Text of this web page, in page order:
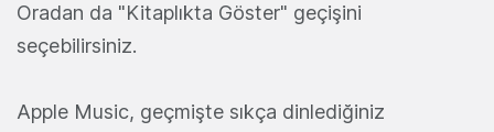
Oradan da "Kitaplıkta Göster" geçişini
seçebilirsiniz.
Apple Music, geçmişte sıkça dinlediğiniz